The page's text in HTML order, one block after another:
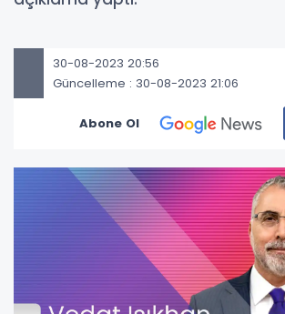
30-08-2023 20:56
Güncelleme : 30-08-2023 21:06
Abone Ol